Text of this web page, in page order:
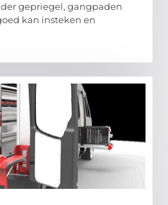
gepriegel, gangpaden
kan insteken en